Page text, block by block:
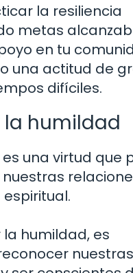
la resiliencia
metas
en tu
una actitud de
difíciles.
la humildad
una virtud que
humildad, es
nuestras